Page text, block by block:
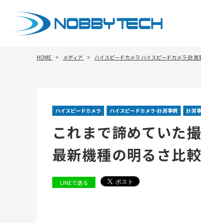
HOME メディア ハイスピードカメラ ハイスピードカメラ-計測
ハイスピードカメラ ハイスピードカメラ-計測事例 計測
これまで諦めていた
最新機種の明るさ比較
LINEで送る